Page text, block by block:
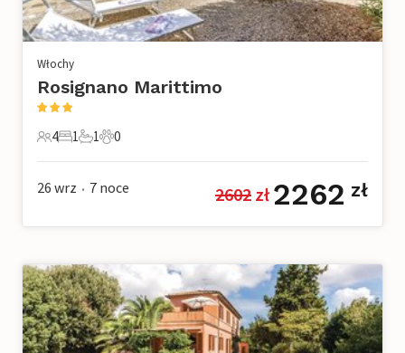
Włochy
Rosignano Marittimo
4 Goście
4
1 Sypialnia
1
1 Łazienka
1
0 Zwierzęta domowe
0
26 wrz • 7 noce 2602 zł 2262 zł